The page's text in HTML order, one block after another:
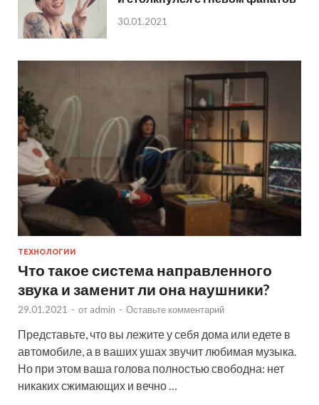
30.01.2021
ТЕХНОЛОГИИ
Что такое система направленного
звука и заменит ли она наушники?
29.01.2021 - от admin - Оставьте комментарий
Представьте, что вы лежите у себя дома или едете в
автомобиле, а в ваших ушах звучит любимая музыка.
Но при этом ваша голова полностью свободна: нет
никаких сжимающих и вечно …